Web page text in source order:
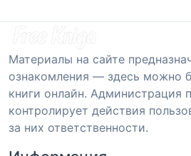
Материалы на сайте
ознакомления — здесь можно
книги онлайн. Администрация
контролирует действия
за них ответственности.